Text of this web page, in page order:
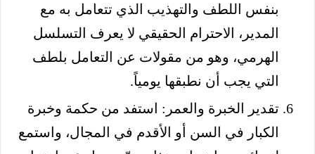
بنفس اللطف والتهذيب الذي تتعامل به مع
المدير، الاحترام الحقيقي لا يعرف التسلسل
الهرمي، وهو من مقولات عن التعامل بلطف
التي يجب أن نطبقها يومياً.
تقدير الخبرة والعمر: استفد من حكمة وخبرة
الكبار في السن أو الأقدم في المجال، واستمع